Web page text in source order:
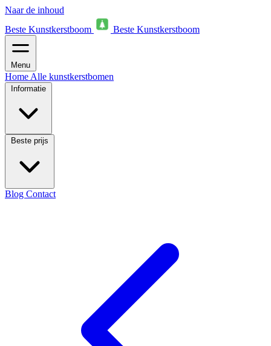
Naar de inhoud
Beste Kunstkerstboom
Beste Kunstkerstboom
Menu
Home Alle kunstkerstbomen
Informatie
Beste prijs
Blog Contact